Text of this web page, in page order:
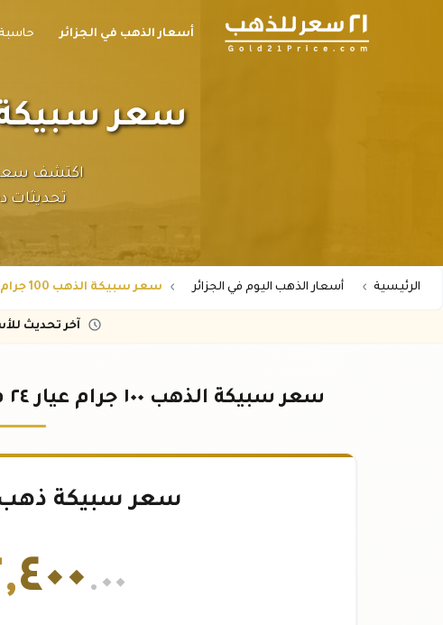
أسعار الذهب في الجزائر
سعر سبيكة الذهب ١٠٠ جرام
تحديثات
الرئيسية أسعار الذهب اليوم في الجزائر سعر سبيكة الذهب 100 جرام عيار 24 في الجزائر
آخر تحديث
سعر سبيكة الذهب ١٠٠ جرام عيار ٢٤ في الجزائر - اليوم بالدينار الجزائري
سعر سبيكة ذهب ١٠٠
,٤٠٠ .٠٠